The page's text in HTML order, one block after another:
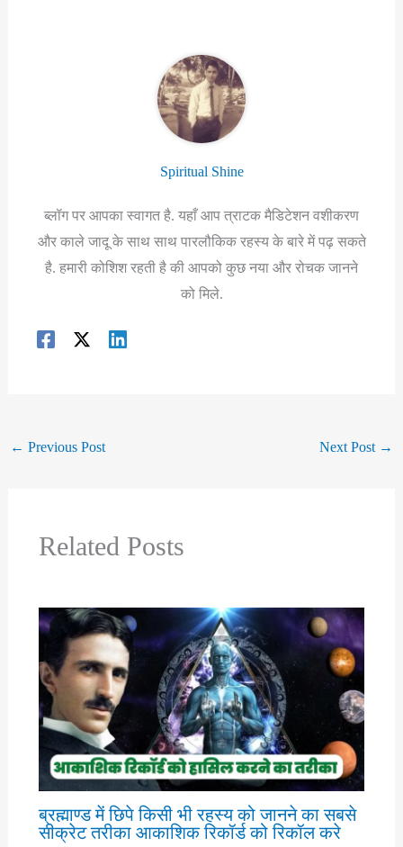
Spiritual Shine
ब्लॉग पर आपका स्वागत है. यहाँ आप त्राटक मैडिटेशन वशीकरण
और काले जादू के साथ साथ पारलौकिक रहस्य के बारे में पढ़ सकते
है. हमारी कोशिश रहती है की आपको कुछ नया और रोचक जानने
को मिले.
← Previous Post Next Post →
Related Posts
ब्रह्माण्ड में छिपे किसी भी रहस्य को जानने का सबसे
सीक्रेट तरीका आकाशिक रिकॉर्ड को रिकॉल करे